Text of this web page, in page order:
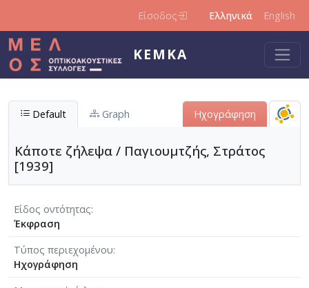
Είσοδος Ελληνικά English
ΚΕΜΚΑ
Default Graph Ηχογράφηση
Κάποτε ζήλεψα / Παγιουμτζής, Στράτος
[1939]
Είδος οντότητας
Έκφραση
Τύπος περιεχομένου
Ηχογράφηση